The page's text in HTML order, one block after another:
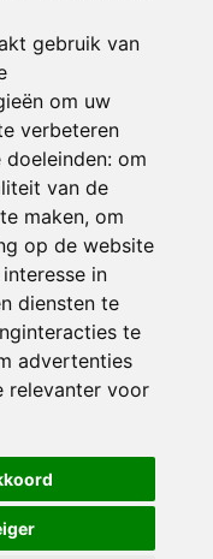
gebruik van
om uw
verbeteren
om
van de
maken, om
op de website
in
diensten te
te
advertenties
relevanter voor